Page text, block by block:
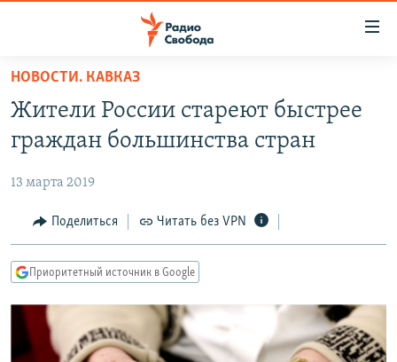
упрощенного
доступа
основному
Вернутся
главной
навигации
Вернутся
поиску
АВТОРСКИЕ ПРОЕКТЫ
ЦИТАТЫ СВОБОДЫ
МНЕНИЯ
IDEL.РЕАЛИИ
КАВКАЗ.РЕАЛИИ
СЕВЕР.РЕАЛИИ
НОВОСТИ. КАВКАЗ
Жители России стареют быстрее
граждан большинства стран
13 марта 2019
Поделиться Читать без VPN
Приоритетный источник в Google